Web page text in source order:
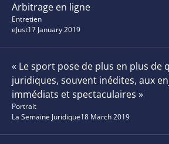
Arbitrage en ligne
Entretien
eJust17 January 2019
« Le sport pose de plus en plus de
juridiques, souvent inédites, aux
immédiats et spectaculaires »
Portrait
La Semaine Juridique18 March 2019